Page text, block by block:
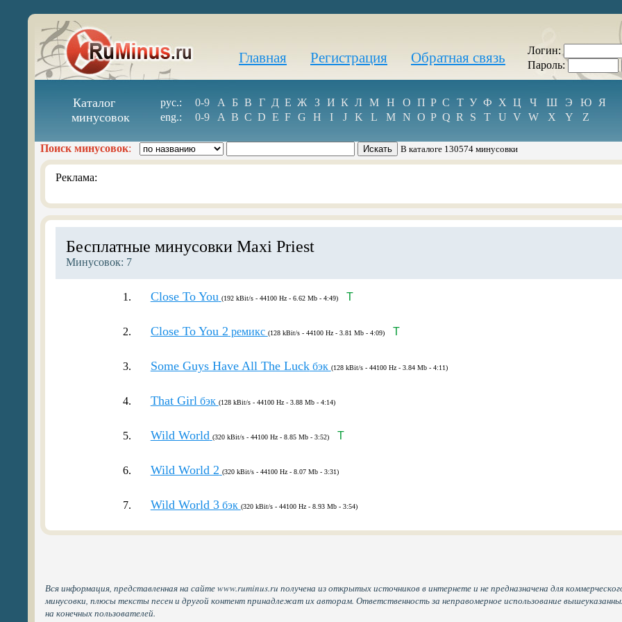
Главная Регистрация Обратная связь
Логин:
Пароль:
Каталог
минусовок
рус.: 0-9 А Б В Г Д Е Ж З И К Л М Н О П Р С Т У Ф Х Ц Ч Ш Э Ю Я
eng.:
0-9 A B C D E F G H I J K L M N O P Q R S T U V W X Y Z
Поиск минусовок: В каталоге 130574 минусовки
Реклама:
Бесплатные минусовки Maxi Priest
Минусовок: 7
1. Close To You (192 kBit/s - 44100 Hz - 6.62 Mb - 4:49) T
2. Close To You 2 ремикс (128 kBit/s - 44100 Hz - 3.81 Mb - 4:09) T
3. Some Guys Have All The Luckбэк (128 kBit/s - 44100 Hz - 3.84 Mb - 4:11)
4. That Girl бэк (128 kBit/s - 44100 Hz - 3.88 Mb - 4:14)
5. Wild World (320 kBit/s - 44100 Hz - 8.85 Mb - 3:52) T
6. Wild World 2 (320 kBit/s - 44100 Hz - 8.07 Mb - 3:31)
7. Wild World 3бэк (320 kBit/s - 44100 Hz - 8.93 Mb - 3:54)
Вся информация, представленная на сайте www.ruminus.ru получена из открытых источников в интернете и не предназначена для
минусовки, плюсы тексты песен и другой контент принадлежат их авторам. Ответственность за неправомерное использование
на конечных пользователей.